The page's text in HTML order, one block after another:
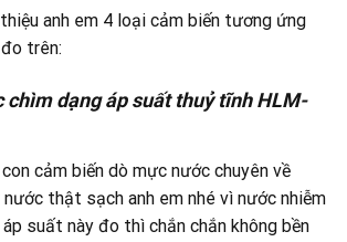
anh em 4 loại cảm biến tương ứng
trên:
chìm dạng áp suất thuỷ tĩnh HLM-
cảm biến dò mực nước chuyên về
thật sạch anh em nhé vì nước nhiễm
suất này đo thì chắn chắn không bền